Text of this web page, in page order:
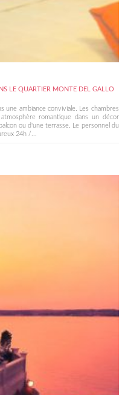
LE QUARTIER MONTE DEL GALLO
une ambiance conviviale. Les chambres
romantique dans un décor
ou d'une terrasse. Le personnel du
24h /...